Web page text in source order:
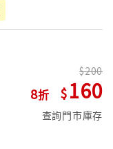
8
200
160
查詢門市庫存